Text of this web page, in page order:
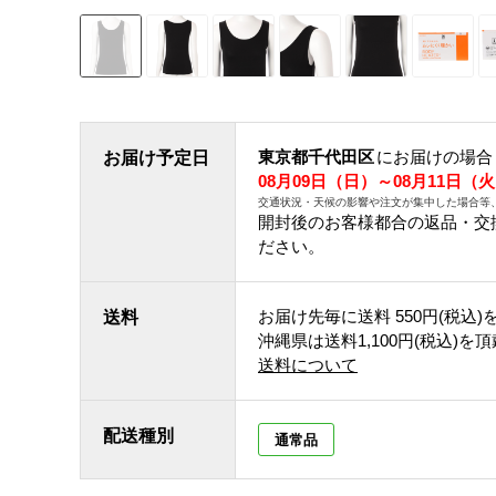
お届け予定日 東京都千代田区にお届けの場合
08月09日（日）～08月11日（
交通状況・天候の影響や注文が集中した場合
開封後のお客様都合の返品・
ださい。
送料 お届け先毎に送料 550円(税込)
沖縄県は送料1,100円(税込)を
送料について
配送種別 通常品